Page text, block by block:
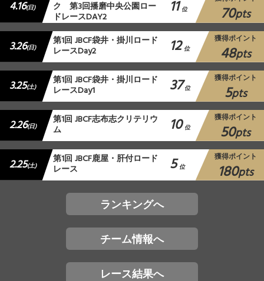
4.16(日) ク 第3回播磨中央公園ロー
ドレースDAY2 11 位 70pts
3.26(日) 第1回 JBCF袋井・掛川ロード
レースDay2 12 位
獲得ポイント
48pts
3.25(土) 第1回 JBCF袋井・掛川ロード
レースDay1 37 位
獲得ポイント
5pts
2.26(日) 第1回 JBCF志布志クリテリウ
ム 10 位
獲得ポイント
50pts
2.25(土) 第1回 JBCF鹿屋・肝付ロード
レース 5 位
獲得ポイント
180pts
ランキングへ
チーム情報へ
レース結果へ